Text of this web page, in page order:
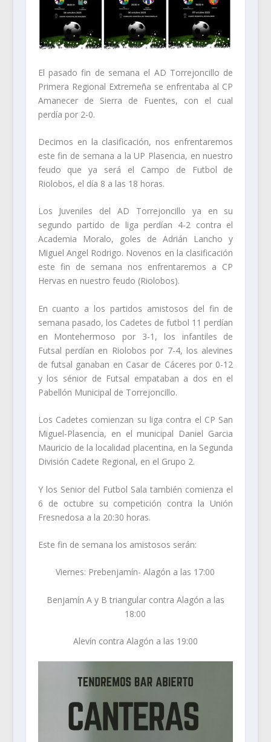
El pasado fin de semana el AD Torrejoncillo de
Primera Regional Extremeña se enfrentaba al CP
Amanecer de Sierra de Fuentes, con el cual
perdía por 2-0.
Decimos en la clasificación, nos enfrentaremos
este fin de semana a la UP Plasencia, en nuestro
feudo que ya será el Campo de Futbol de
Riolobos, el día 8 a las 18 horas.
Los Juveniles del AD Torrejoncillo ya en su
segundo partido de liga perdían 4-2 contra el
Academia Moralo, goles de Adrián Lancho y
Miguel Angel Rodrigo. Novenos en la clasificación
este fin de semana nos enfrentaremos a CP
Hervas en nuestro feudo (Riolobos).
En cuanto a los partidos amistosos del fin de
semana pasado, los Cadetes de futbol 11 perdían
en Montehermoso por 3-1, los infantiles de
Futsal perdían en Riolobos por 7-4, los alevines
de futsal ganaban en Casar de Cáceres por 0-12
y los sénior de Futsal empataban a dos en el
Pabellón Municipal de Torrejoncillo.
Los Cadetes comienzan su liga contra el CP San
Miguel-Plasencia, en el municipal Daniel Garcia
Mauricio de la localidad placentina, en la Segunda
División Cadete Regional, en el Grupo 2.
Y los Senior del Futbol Sala también comienza el
6 de octubre su competición contra la Unión
Fresnedosa a la 20:30 horas.
Este fin de semana los amistosos serán:
Viernes: Prebenjamín- Alagón a las 17:00
Benjamín A y B triangular contra Alagón a las
18:00
Alevín contra Alagón a las 19:00